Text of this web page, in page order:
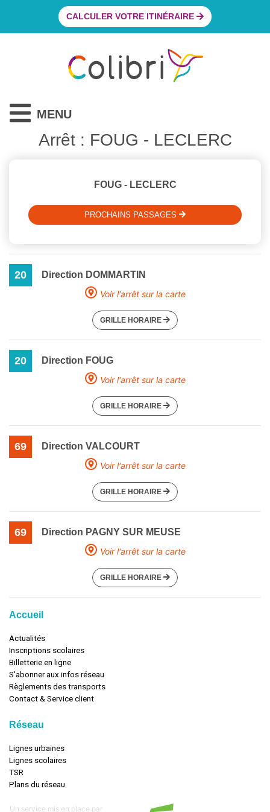
CALCULER VOTRE ITINÉRAIRE
MENU
Arrêt : FOUG - LECLERC
FOUG - LECLERC
PROCHAINS PASSAGES
20
Direction DOMMARTIN
Voir l'arrêt sur la carte
GRILLE HORAIRE
20
Direction FOUG
Voir l'arrêt sur la carte
GRILLE HORAIRE
69
Direction VALCOURT
Voir l'arrêt sur la carte
GRILLE HORAIRE
69
Direction PAGNY SUR MEUSE
Voir l'arrêt sur la carte
GRILLE HORAIRE
Accueil
Actualités
Inscriptions scolaires
Billetterie en ligne
S'abonner aux infos réseau
Règlements des transports
Contact & Service client
Réseau
Lignes urbaines
Lignes scolaires
TSR
Plans du réseau
Un service mis en place par